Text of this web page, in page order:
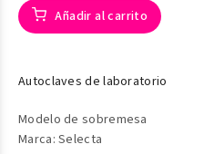
Añadir al carrito
Autoclaves de laboratorio
Modelo de sobremesa
Marca: Selecta